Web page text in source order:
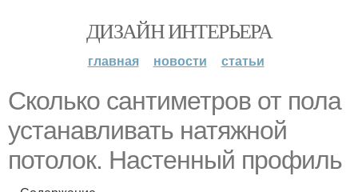
ДИЗАЙН ИНТЕРЬЕРА
главная новости статьи
Сколько сантиметров от пола
устанавливать натяжной
потолок. Настенный профиль